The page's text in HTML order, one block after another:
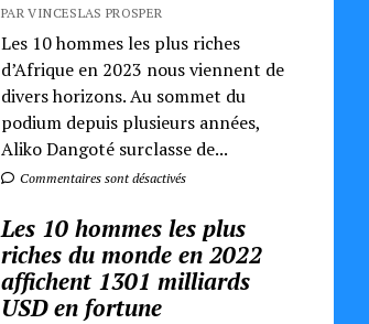
PAR VINCESLAS PROSPER
Les 10 hommes les plus riches
d’Afrique en 2023 nous viennent de
divers horizons. Au sommet du
podium depuis plusieurs années,
Aliko Dangoté surclasse de...
Commentaires sont désactivés
Les 10 hommes les plus
riches du monde en 2022
affichent 1301 milliards
USD en fortune